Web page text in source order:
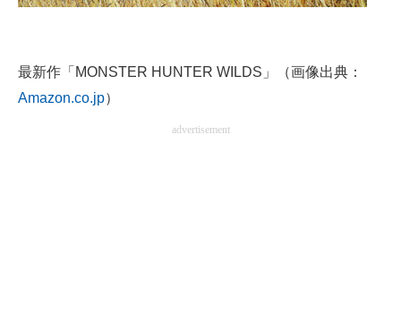
電子設計の基本と応用
ちょっと気になるネットの話題
最新作「MONSTER HUNTER WILDS」（画像出典：
Amazon.co.jp）
advertisement